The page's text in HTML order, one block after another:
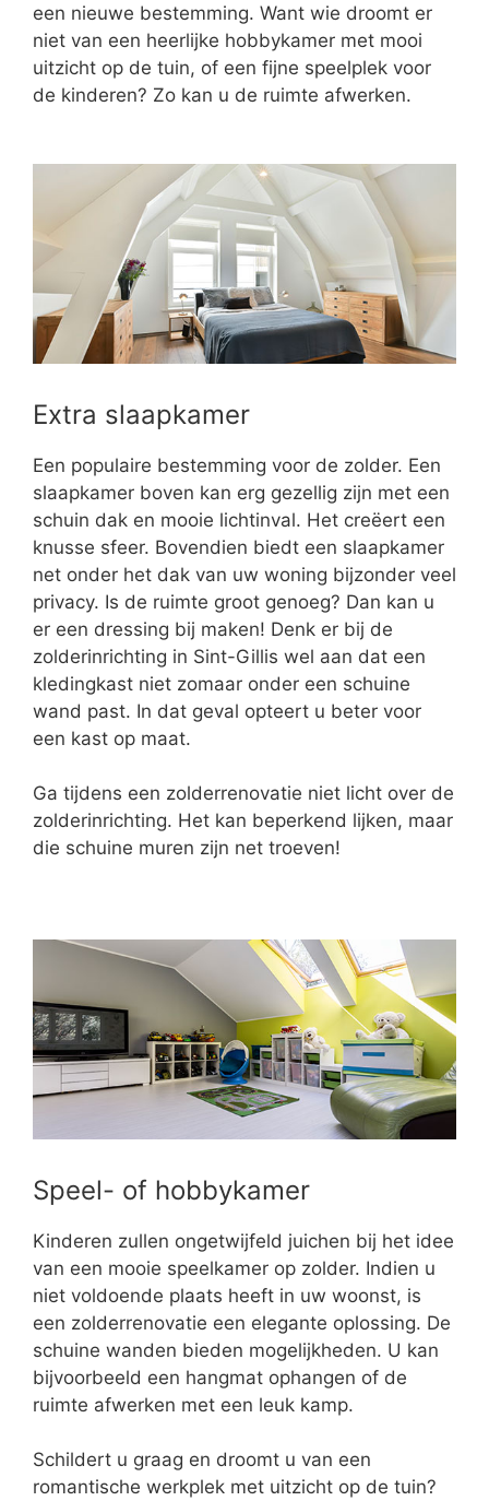
een nieuwe bestemming. Want wie droomt er
niet van een heerlijke hobbykamer met mooi
uitzicht op de tuin, of een fijne speelplek voor
de kinderen? Zo kan u de ruimte afwerken.
Extra slaapkamer
Een populaire bestemming voor de zolder. Een
slaapkamer boven kan erg gezellig zijn met een
schuin dak en mooie lichtinval. Het creëert een
knusse sfeer. Bovendien biedt een slaapkamer
net onder het dak van uw woning bijzonder veel
privacy. Is de ruimte groot genoeg? Dan kan u
er een dressing bij maken! Denk er bij de
zolderinrichting in Sint-Gillis wel aan dat een
kledingkast niet zomaar onder een schuine
wand past. In dat geval opteert u beter voor
een kast op maat.
Ga tijdens een zolderrenovatie niet licht over de
zolderinrichting. Het kan beperkend lijken, maar
die schuine muren zijn net troeven!
Speel- of hobbykamer
Kinderen zullen ongetwijfeld juichen bij het idee
van een mooie speelkamer op zolder. Indien u
niet voldoende plaats heeft in uw woonst, is
een zolderrenovatie een elegante oplossing. De
schuine wanden bieden mogelijkheden. U kan
bijvoorbeeld een hangmat ophangen of de
ruimte afwerken met een leuk kamp.
Schildert u graag en droomt u van een
romantische werkplek met uitzicht op de tuin?